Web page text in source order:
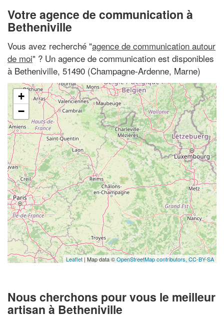
Votre agence de communication à
Betheniville
Vous avez recherché "agence de communication autour
de moi" ? Un agence de communication est disponibles
à Betheniville, 51490 (Champagne-Ardenne, Marne)
+
−
Leaflet | Map data ©OpenStreetMap contributors, CC-BY-SA
Nous cherchons pour vous le meilleur
artisan à Betheniville